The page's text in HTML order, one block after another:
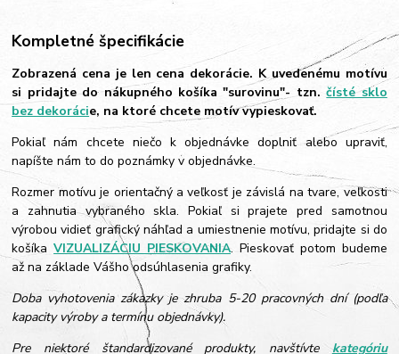
Kompletné špecifikácie
Zobrazená cena je len cena dekorácie. K uvedenému motívu
si pridajte do nákupného košíka "surovinu"- tzn.čísté sklo
bez dekorácie, na ktoré chcete motív vypieskovať.
Pokiaľ nám chcete niečo k objednávke doplniť alebo upraviť,
napíšte nám to do poznámky v objednávke.
Rozmer motívu je orientačný a veľkosť je závislá na tvare, veľkosti
a zahnutia vybraného skla. Pokiaľ si prajete pred samotnou
výrobou vidieť grafický náhľad a umiestnenie motívu, pridajte si do
košíkaVIZUALIZÁCIU PIESKOVANIA. Pieskovať potom budeme
až na základe Vášho odsúhlasenia grafiky.
Doba vyhotovenia zákazky je zhruba 5-20 pracovných dní (podľa
kapacity výroby a termínu objednávky).
Pre niektoré štandardizované produkty, navštívtekategóriu